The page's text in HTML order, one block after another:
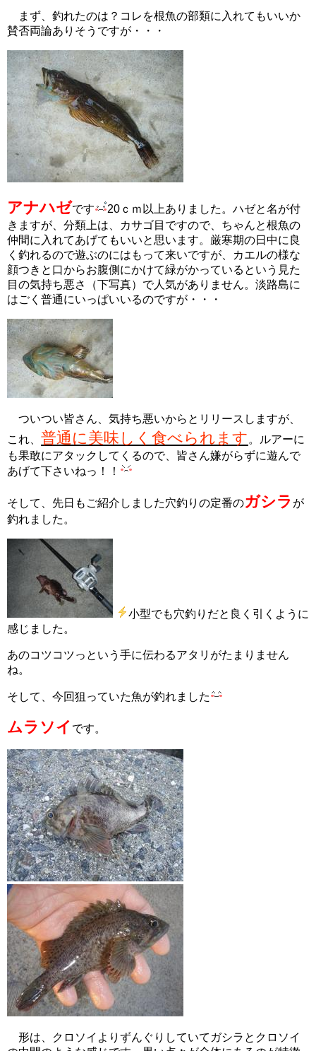
まず、釣れたのは？コレを根魚の部類に入れてもいいか
賛否両論ありそうですが・・・
アナハゼです
20ｃｍ以上ありました。ハゼと名が付
きますが、分類上は、カサゴ目ですので、ちゃんと根魚の
仲間に入れてあげてもいいと思います。厳寒期の日中に良
く釣れるので遊ぶのにはもって来いですが、カエルの様な
顔つきと口からお腹側にかけて緑がかっているという見た
目の気持ち悪さ（下写真）で人気がありません。淡路島に
はごく普通にいっぱいいるのですが・・・
ついつい皆さん、気持ち悪いからとリリースしますが、
これ、 普通に美味しく食べられます 。ルアーに
も果敢にアタックしてくるので、皆さん嫌がらずに遊んで
あげて下さいねっ！！
そして、先日もご紹介しました穴釣りの定番のガシラ が
釣れました。
小型でも穴釣りだと良く引くように
感じました。
あのコツコツっという手に伝わるアタリがたまりません
ね。
そして、今回狙っていた魚が釣れました
ムラソイ です。
形は、クロソイよりずんぐりしていてガシラとクロソイ